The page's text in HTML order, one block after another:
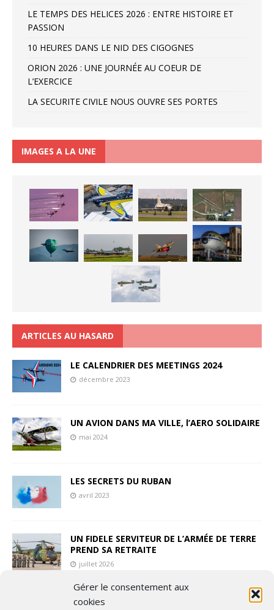
Gérer le consentement aux
cookies
LE TEMPS DES HELICES 2026 : ENTRE HISTOIRE ET
PASSION
10 HEURES DANS LE NID DES CIGOGNES
ORION 2026 : UNE JOURNÉE AU COEUR DE
L’EXERCICE
LA SECURITE CIVILE NOUS OUVRE SES PORTES
IMAGES A LA UNE
ARTICLES AU HASARD
LE CALENDRIER DES MEETINGS 2024
décembre 2023
UN AVION DANS MA VILLE, l’AERO SOLIDAIRE
mai 2024
LES SECRETS DU RUBAN
avril 2023
UN FIDELE SERVITEUR DE L’ARMÉE DE TERRE
PREND SA RETRAITE
juillet 2026
DECOUVERTE DU MUSEE DE L’EPOPEE DE